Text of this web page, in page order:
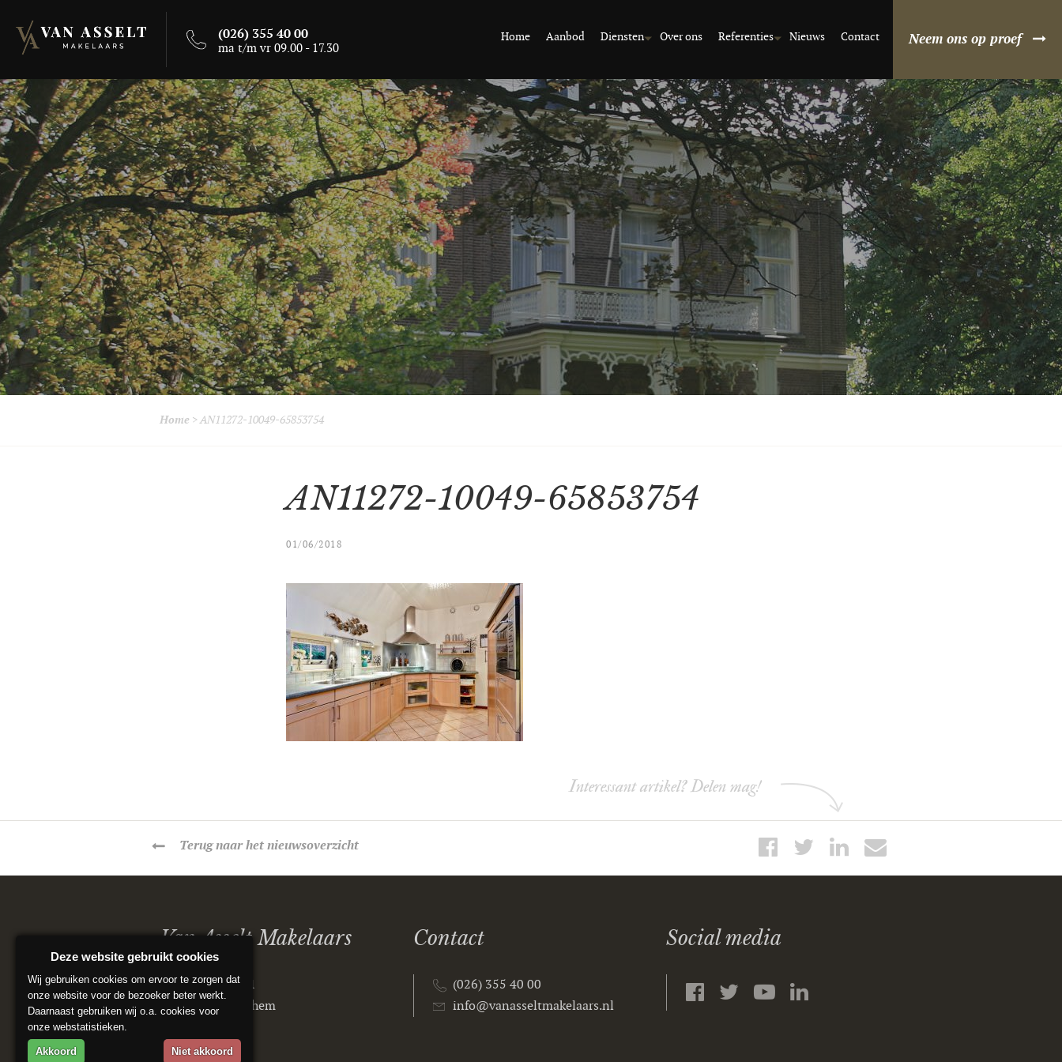
(026) 355 40 00
ma t/m vr 09.00 - 17.30
Home Aanbod Diensten Over ons Referenties Nieuws Contact Neem ons op proef
Home >AN11272-10049-65853754
AN11272-10049-65853754
01/06/2018
Interessant artikel? Delen mag!
Terugnaar het nieuwsoverzicht
Van Asselt Makelaars
Postbus 5151
6802 ED Arnhem
Contact
(026) 355 40 00
info@vanasseltmakelaars.nl
Social media
Deze website gebruikt cookies
Wij gebruiken cookies om ervoor te zorgen dat
onze website voor de bezoeker beter werkt.
Daarnaast gebruiken wij o.a. cookies voor
onze webstatistieken.
Akkoord Niet akkoord